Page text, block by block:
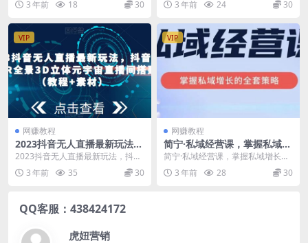
完整促进转化系...
3 年前 18 30
才能落地
心才能坚持，给...
3 年前 24 30
VIP
网赚教程
2023抖音无人直播最新玩法，
抖音直播VR全景3D立体元宇
宙直播间搭建（教程+素材）
2023抖音无人直播最新玩法，抖音
直播VR全景3D立体元宇宙直播间搭
建（教程+素...
3 年前 35 30
VIP
网赚教程
简宁·私域经营课，掌握私域增
长的全套策略，系统实现在私
域中的高利润增长
简宁·私域经营课，掌握私域增长的
全套策略，系统实现在私域中的高
利润增长 你的工作...
3 年前 28 30
QQ客服：438424172
虎妞营销